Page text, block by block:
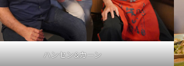
ハンセン&カーン